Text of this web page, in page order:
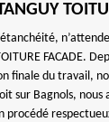
FACADE.
finale du travail,
sur Bagnols, nous
procédé